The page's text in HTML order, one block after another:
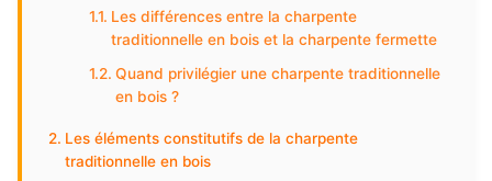
Les différences entre la charpente
traditionnelle en bois et la charpente fermette
Quand privilégier une charpente traditionnelle
en bois ?
Les éléments constitutifs de la charpente
traditionnelle en bois